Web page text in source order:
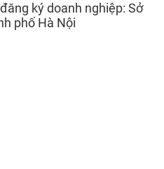
ký doanh nghiệp: Sở
phố Hà Nội